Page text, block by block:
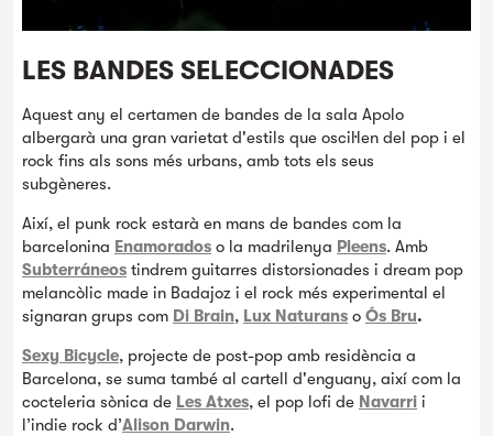
LES BANDES SELECCIONADES
Aquest any el certamen de bandes de la sala Apolo
albergarà una gran varietat d'estils que oscil·len del pop i el
rock fins als sons més urbans, amb tots els seus
subgèneres.
Així, el punk rock estarà en mans de bandes com la
barcelonina Enamorados o la madrilenya Pleens. Amb
Subterráneos tindrem guitarres distorsionades i dream pop
melancòlic made in Badajoz i el rock més experimental el
signaran grups com Di Brain, Lux Naturans o Ós Bru.
Sexy Bicycle, projecte de post-pop amb residència a
Barcelona, se suma també al cartell d'enguany, així com la
cocteleria sònica de Les Atxes, el pop lofi de Navarri i
l’indie rock d’Alison Darwin.